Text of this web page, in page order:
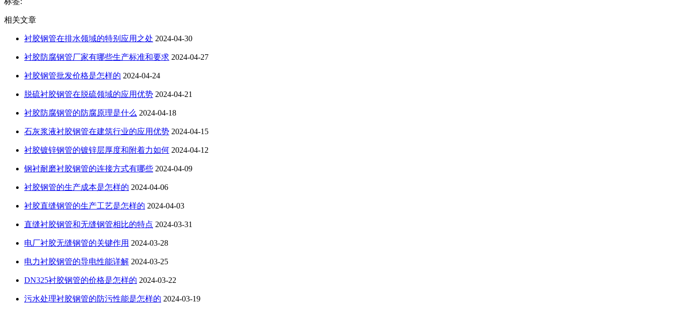
相关文章
衬胶钢管在排水领域的特别应用之处 2024-04-30
衬胶防腐钢管厂家有哪些生产标准和要求 2024-04-27
衬胶钢管批发价格是怎样的 2024-04-24
脱硫衬胶钢管在脱硫领域的应用优势 2024-04-21
衬胶防腐钢管的防腐原理是什么 2024-04-18
石灰浆液衬胶钢管在建筑行业的应用优势 2024-04-15
衬胶镀锌钢管的镀锌层厚度和附着力如何 2024-04-12
钢衬耐磨衬胶钢管的连接方式有哪些 2024-04-09
衬胶钢管的生产成本是怎样的 2024-04-06
衬胶直缝钢管的生产工艺是怎样的 2024-04-03
直缝衬胶钢管和无缝钢管相比的特点 2024-03-31
电厂衬胶无缝钢管的关键作用 2024-03-28
电力衬胶钢管的导电性能详解 2024-03-25
DN325衬胶钢管的价格是怎样的 2024-03-22
污水处理衬胶钢管的防污性能是怎样的 2024-03-19